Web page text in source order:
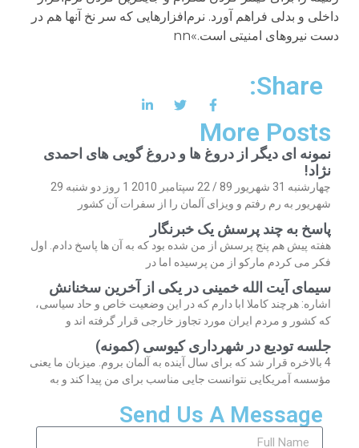
Share:
More Posts
نمونه ای دیگر از دروغ ها و دروغ گویی های احمدی
نژاد!
چهارشنبه 31 شهریور 89 / 22 سپتامبر 2010 1 روز دو شنبه 29
شهریور به رم رفتم و ویزای آلمان را از سفرات آن کشور
پاسخ به چند پرسش یک خبرنگار
هفته پیش هم پنج پرسش از من شده بود که به آن ها پاسخ دادم. اول
فکر می کردم مارکو از من پرسیده اما در
سیمای آیت الله خمینی در یکی از آخرین سخنانش
اشاره: هرچند کاملا ابا دارم که در این وضعیت خاص و حاد سیاسی،
که کشور و مردم ایران مورد تجاوز خارجی قرار گرفته اند و
جلسه تودیع در شهرداری کیوسی (کمونه)
4 بالاخره قرار شد که برای سال آینده به آلمان بروم. میزبان ما یعنی
مؤسسه آمریکایی نتوانست جایی مناسب برای من پیدا کند و به
Send Us A Message